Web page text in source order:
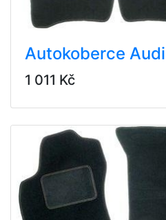
Autokoberce
1 011 Kč